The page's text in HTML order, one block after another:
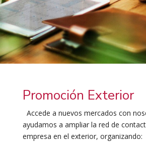
Promoción Exterior
Accede a nuevos mercados con
ayudamos a ampliar la red de
empresa en el exterior, organizando: